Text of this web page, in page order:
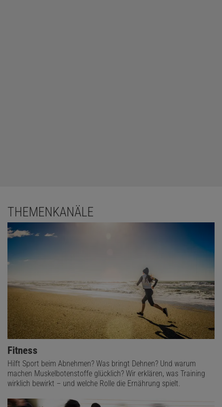
THEMENKANÄLE
Fitness
Hilft Sport beim Abnehmen? Was bringt Dehnen? Und warum
machen Muskelbotenstoffe glücklich? Wir erklären, was Training
wirklich bewirkt – und welche Rolle die Ernährung spielt.